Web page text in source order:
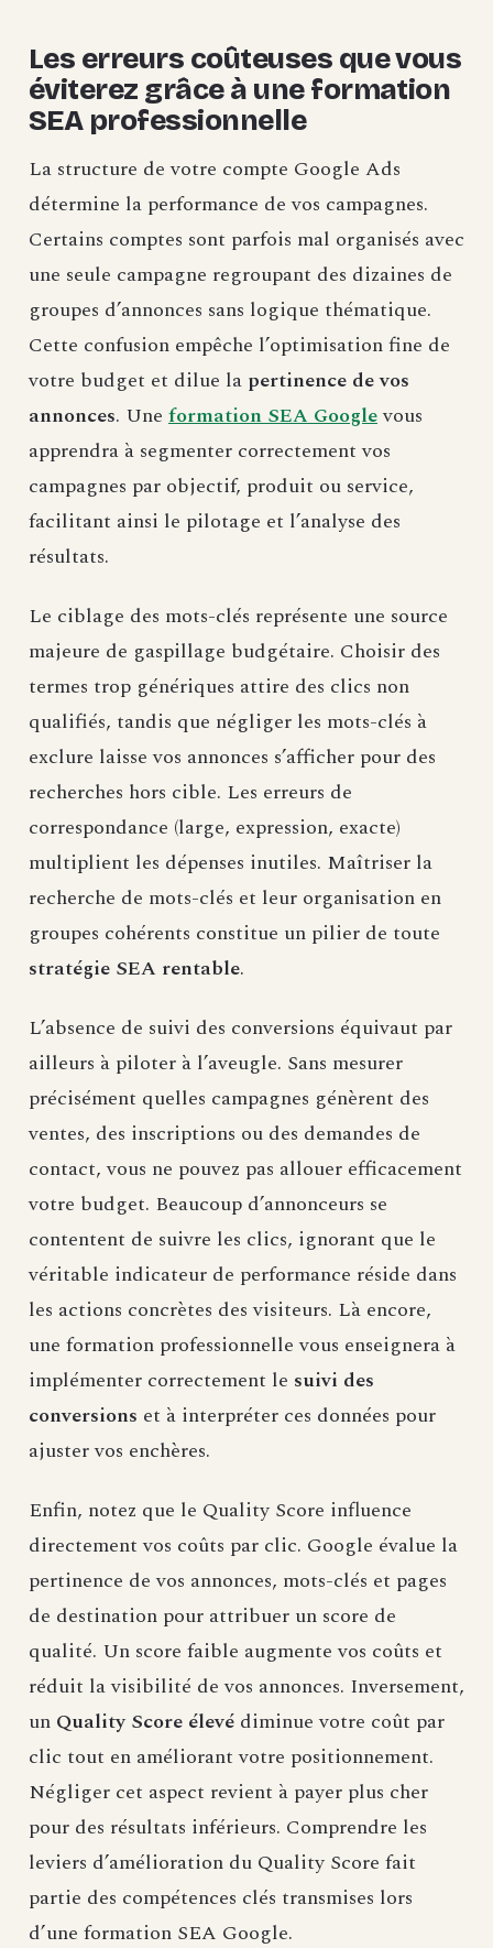
Les erreurs coûteuses que vous
éviterez grâce à une formation
SEA professionnelle
La structure de votre compte Google Ads
détermine la performance de vos campagnes.
Certains comptes sont parfois mal organisés avec
une seule campagne regroupant des dizaines de
groupes d’annonces sans logique thématique.
Cette confusion empêche l’optimisation fine de
votre budget et dilue la pertinence de vos
annonces. Une formation SEA Googlevous
apprendra à segmenter correctement vos
campagnes par objectif, produit ou service,
facilitant ainsi le pilotage et l’analyse des
résultats.
Le ciblage des mots-clés représente une source
majeure de gaspillage budgétaire. Choisir des
termes trop génériques attire des clics non
qualifiés, tandis que négliger les mots-clés à
exclure laisse vos annonces s’afficher pour des
recherches hors cible. Les erreurs de
correspondance (large, expression, exacte)
multiplient les dépenses inutiles. Maîtriser la
recherche de mots-clés et leur organisation en
groupes cohérents constitue un pilier de toute
stratégie SEA rentable.
L’absence de suivi des conversions équivaut par
ailleurs à piloter à l’aveugle. Sans mesurer
précisément quelles campagnes génèrent des
ventes, des inscriptions ou des demandes de
contact, vous ne pouvez pas allouer efficacement
votre budget. Beaucoup d’annonceurs se
contentent de suivre les clics, ignorant que le
véritable indicateur de performance réside dans
les actions concrètes des visiteurs. Là encore,
une formation professionnelle vous enseignera à
implémenter correctement le suivi des
conversions et à interpréter ces données pour
ajuster vos enchères.
Enfin, notez que le Quality Score influence
directement vos coûts par clic. Google évalue la
pertinence de vos annonces, mots-clés et pages
de destination pour attribuer un score de
qualité. Un score faible augmente vos coûts et
réduit la visibilité de vos annonces. Inversement,
un Quality Score élevé diminue votre coût par
clic tout en améliorant votre positionnement.
Négliger cet aspect revient à payer plus cher
pour des résultats inférieurs. Comprendre les
leviers d’amélioration du Quality Score fait
partie des compétences clés transmises lors
d’une formation SEA Google.